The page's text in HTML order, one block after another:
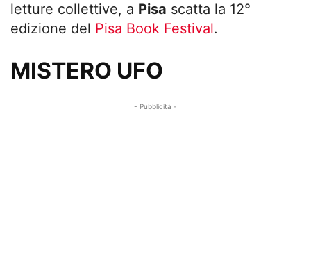
letture collettive, a Pisa scatta la 12°
edizione del Pisa Book Festival.
MISTERO UFO
- Pubblicità -